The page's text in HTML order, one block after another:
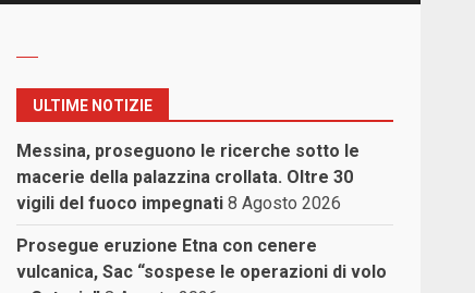
ULTIME NOTIZIE
Messina, proseguono le ricerche sotto le
macerie della palazzina crollata. Oltre 30
vigili del fuoco impegnati 8 Agosto 2026
Prosegue eruzione Etna con cenere
vulcanica, Sac “sospese le operazioni di volo